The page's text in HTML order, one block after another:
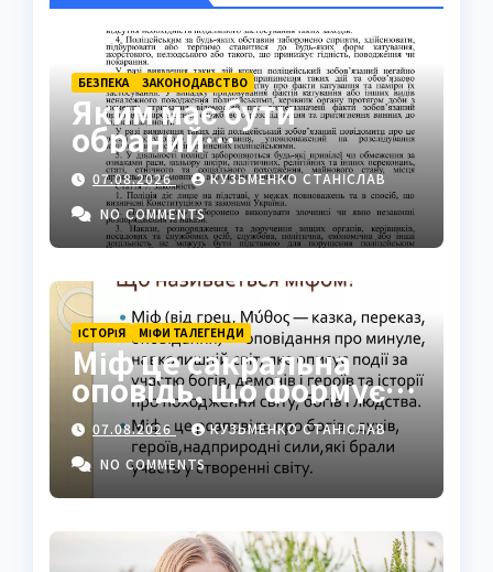
БЕЗПЕКА ЗАКОНОДАВСТВО
Яким має бути
обраний
поліцейський захід:
ключові вимоги
закону
07.08.2026
КУЗЬМЕНКО СТАНІСЛАВ
NO COMMENTS
ІСТОРІЯ МІФИ ТА ЛЕГЕНДИ
Міф це сакральна
оповідь, що формує
світогляд народів
07.08.2026
КУЗЬМЕНКО СТАНІСЛАВ
NO COMMENTS